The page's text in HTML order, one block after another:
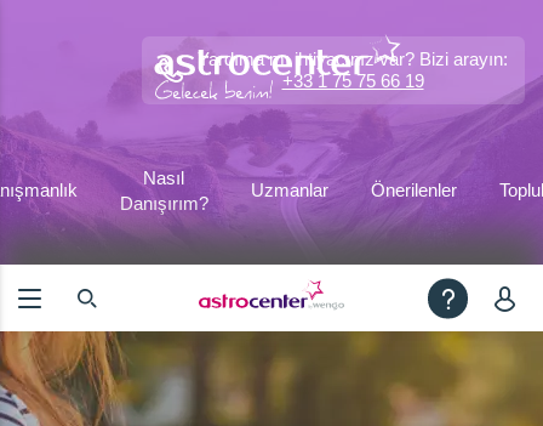
Yardıma mı ihtiyacınız var? Bizi arayın:
+33 1 75 75 66 19
Nasıl
Danışırım?
Uzmanlar Önerilenler